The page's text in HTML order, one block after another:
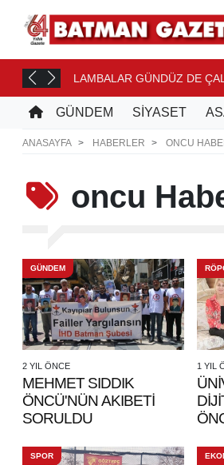
LAMBALAR GÜNDÜZ DE
GÜNDEM SİYASET
ANASAYFA HABERLER ONCU
oncu
GÜNDEM
2 YIL ÖNCE
MEHMET SIDDIK
ÖNCÜ'NÜN AKIBETİ
SORULDU
1 YIL
SPOR